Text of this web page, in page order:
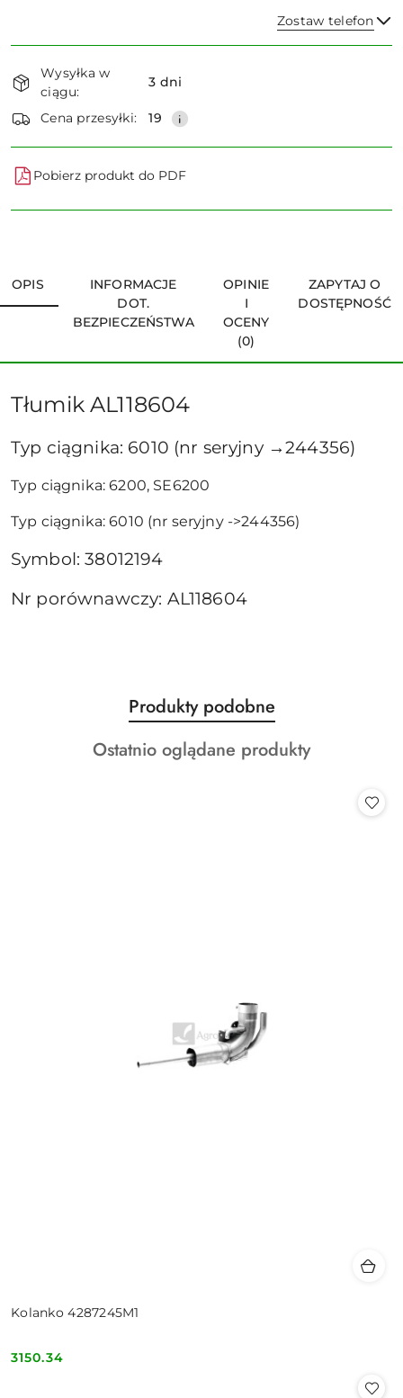
Zostaw telefon
Dostępność
i
dostawa
Wysyłka w
ciągu:
3 dni
Cena przesyłki: 19
Pobierz produkt do PDF
OPIS
INFORMACJE
DOT.
BEZPIECZEŃSTWA
OPINIE
I
OCENY
(0)
ZAPYTAJ O
DOSTĘPNOŚĆ
Tłumik AL118604
Typ ciągnika: 6010 (nr seryjny →244356)
Typ ciągnika: 6200, SE6200
Typ ciągnika: 6010 (nr seryjny ->244356)
Symbol: 38012194
Nr porównawczy: AL118604
Pomiń karuzelę produktów
Produkty
o
statusie:
Produkty podobne
Produkty
Ostatnio oglądane produkty
Kolanko 4287245M1
Cena:
3150.34